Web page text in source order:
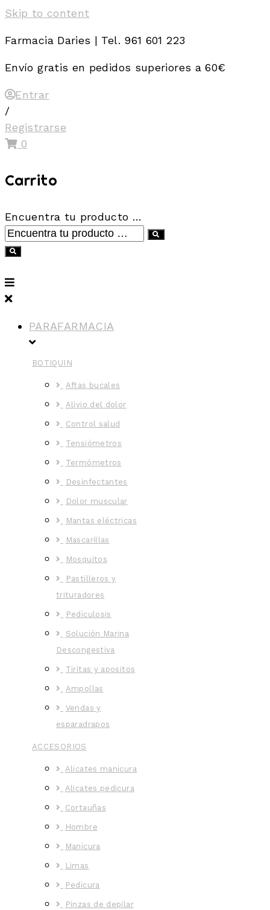
Skip to content
Farmacia Daries | Tel. 961 601 223
Envío gratis en pedidos superiores a 60€
Entrar
/
Registrarse
0
Carrito
Encuentra tu producto …
PARAFARMACIA
BOTIQUIN
Aftas bucales
Alivio del dolor
Control salud
Tensiómetros
Termómetros
Desinfectantes
Dolor muscular
Mantas eléctricas
Mascarillas
Mosquitos
Pastilleros y
trituradores
Pediculosis
Solución Marina
Descongestiva
Tiritas y apositos
Ampollas
Vendas y
esparadrapos
ACCESORIOS
Alicates manicura
Alicates pedicura
Cortauñas
Hombre
Manicura
Limas
Pedicura
Pinzas de depilar